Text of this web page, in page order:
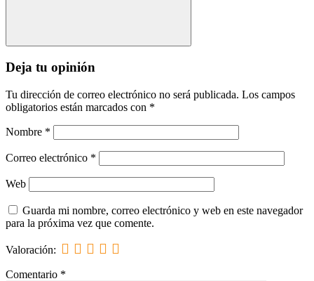
Deja tu opinión
Tu dirección de correo electrónico no será publicada. Los campos
obligatorios están marcados con *
Nombre *
Correo electrónico *
Web
Guarda mi nombre, correo electrónico y web en este navegador
para la próxima vez que comente.
Valoración:
Comentario *